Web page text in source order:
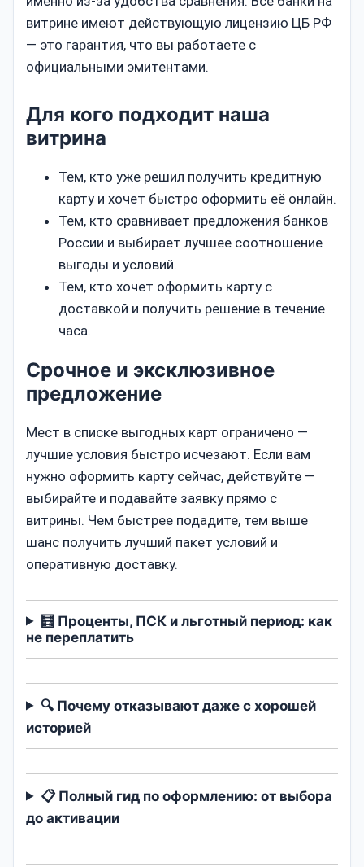
витрине имеют действующую лицензию ЦБ РФ
— это гарантия, что вы работаете с
официальными эмитентами.
Для кого подходит наша
витрина
Тем, кто уже решил получить кредитную
карту и хочет быстро оформить её онлайн.
Тем, кто сравнивает предложения банков
России и выбирает лучшее соотношение
выгоды и условий.
Тем, кто хочет оформить карту с
доставкой и получить решение в течение
часа.
Срочное и эксклюзивное
предложение
Мест в списке выгодных карт ограничено —
лучшие условия быстро исчезают. Если вам
нужно оформить карту сейчас, действуйте —
выбирайте и подавайте заявку прямо с
витрины. Чем быстрее подадите, тем выше
шанс получить лучший пакет условий и
оперативную доставку.
🧮 Проценты, ПСК и льготный период: как
не переплатить
🔍 Почему отказывают даже с хорошей
историей
📋 Полный гид по оформлению: от выбора
до активации